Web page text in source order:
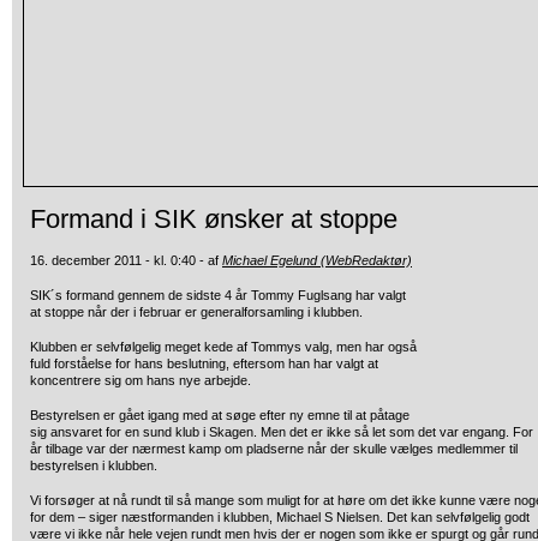
Formand i SIK ønsker at stoppe
16. december 2011 - kl. 0:40 - af Michael Egelund (WebRedaktør)
SIK´s formand gennem de sidste 4 år Tommy Fuglsang har valgt
at stoppe når der i februar er generalforsamling i klubben.
Klubben er selvfølgelig meget kede af Tommys valg, men har også
fuld forståelse for hans beslutning, eftersom han har valgt at
koncentrere sig om hans nye arbejde.
Bestyrelsen er gået igang med at søge efter ny emne til at påtage
sig ansvaret for en sund klub i Skagen. Men det er ikke så let som det var engang. For
år tilbage var der nærmest kamp om pladserne når der skulle vælges medlemmer til
bestyrelsen i klubben.
Vi forsøger at nå rundt til så mange som muligt for at høre om det ikke kunne være
for dem – siger næstformanden i klubben, Michael S Nielsen. Det kan selvfølgelig godt
være vi ikke når hele vejen rundt men hvis der er nogen som ikke er spurgt og går